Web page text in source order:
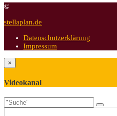
©
stellaplan.de
Datenschutzerklärung
Impressum
×
Videokanal